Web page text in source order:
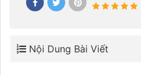
Nội Dung Bài Viết